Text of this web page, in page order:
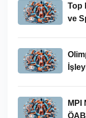
Top
ve
MPI